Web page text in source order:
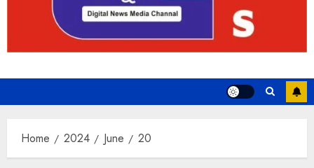
Home 2024 June 20